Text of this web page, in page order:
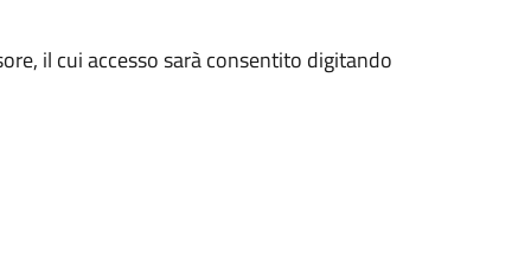
il cui accesso sarà consentito digitando